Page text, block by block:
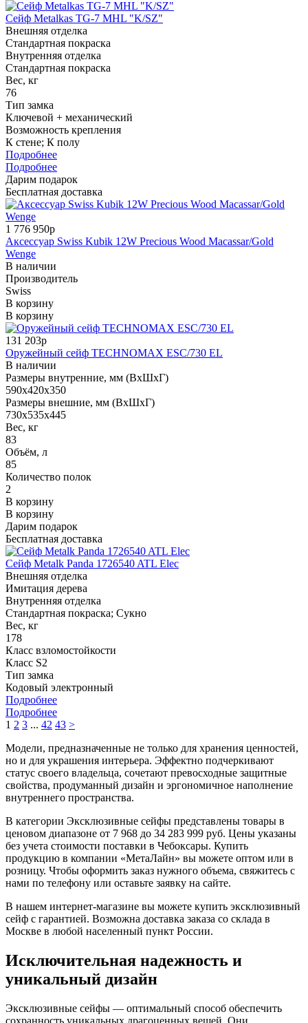
Сейф Metalkas TG-7 MHL "K/SZ"
Внешняя отделка
Стандартная покраска
Внутренняя отделка
Стандартная покраска
Вес, кг
76
Тип замка
Ключевой + механический
Возможность крепления
К стене; К полу
Подробнее
Подробнее
Дарим подарок
Бесплатная доставка
1 776 950р
Аксессуар Swiss Kubik 12W Precious Wood Macassar/Gold
Wenge
В наличии
Производитель
Swiss
В корзину
В корзину
131 203р
Оружейный сейф TECHNOMAX ESC/730 EL
В наличии
Размеры внутренние, мм (ВхШхГ)
590x420x350
Размеры внешние, мм (ВхШхГ)
730x535x445
Вес, кг
83
Объём, л
85
Количество полок
2
В корзину
В корзину
Дарим подарок
Бесплатная доставка
Сейф Metalk Panda 1726540 ATL Elec
Внешняя отделка
Имитация дерева
Внутренняя отделка
Стандартная покраска; Сукно
Вес, кг
178
Класс взломостойкости
Класс S2
Тип замка
Кодовый электронный
Подробнее
Подробнее
1 2 3 ... 42 43 >
Модели, предназначенные не только для хранения ценностей,
но и для украшения интерьера. Эффектно подчеркивают
статус своего владельца, сочетают превосходные защитные
свойства, продуманный дизайн и эргономичное наполнение
внутреннего пространства.
В категории Эксклюзивные сейфы представлены товары в
ценовом диапазоне от 7 968 до 34 283 999 руб. Цены указаны
без учета стоимости поставки в Чебоксары. Купить
продукцию в компании «МетаЛайн» вы можете оптом или в
розницу. Чтобы оформить заказ нужного объема, свяжитесь с
нами по телефону или оставьте заявку на сайте.
В нашем интернет-магазине вы можете купить эксклюзивный
сейф с гарантией. Возможна доставка заказа со склада в
Москве в любой населенный пункт России.
Исключительная надежность и
уникальный дизайн
Эксклюзивные сейфы — оптимальный способ обеспечить
сохранность уникальных драгоценных вещей. Они